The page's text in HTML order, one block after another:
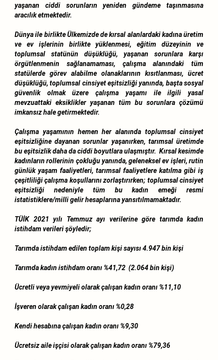
yaşanan ciddi sorunların yeniden gündeme taşınmasına
aracılık etmektedir.
Dünya ile birlikte Ülkemizde de kırsal alanlardaki kadına üretim
ve ev işlerinin birlikte yüklenmesi, eğitim düzeyinin ve
toplumsal statünün düşüklüğü, yaşanan sorunlara karşı
örgütlenmenin sağlanamaması, çalışma alanındaki tüm
statülerde görev alabilme olanaklarının kısıtlanması, ücret
düşüklüğü, toplumsal cinsiyet eşitsizliği yanında, başta sosyal
güvenlik olmak üzere çalışma yaşamı ile ilgili yasal
mevzuattaki eksiklikler yaşanan tüm bu sorunlara çözümü
imkansız hale getirmektedir.
Çalışma yaşamının hemen her alanında toplumsal cinsiyet
eşitsizliğine dayanan sorunlar yaşanırken, tarımsal üretimde
bu eşitsizlik daha da ciddi boyutlara ulaşmıştır. Kırsal kesimde
kadınların rollerinin çokluğu yanında, geleneksel ev işleri, rutin
günlük yaşam faaliyetleri, tarımsal faaliyetlere katılma gibi iş
çeşitliliği çalışma koşullarını zorlaştırırken; toplumsal cinsiyet
eşitsizliği nedeniyle tüm bu kadın emeği resmi
istatistiklere/milli gelir hesaplarına yansıtılmamaktadır.
TÜİK 2021 yılı Temmuz ayı verilerine göre tarımda kadın
istihdam verileri şöyledir;
Tarımda istihdam edilen toplam kişi sayısı 4.947 bin kişi
Tarımda kadın istihdam oranı %41,72 (2.064 bin kişi)
Ücretli veya yevmiyeli olarak çalışan kadın oranı %11,10
İşveren olarak çalışan kadın oranı %0,28
Kendi hesabına çalışan kadın oranı %9,30
Ücretsiz aile işçisi olarak çalışan kadın oranı %79,36